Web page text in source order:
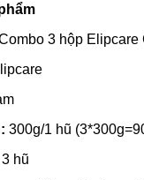
3 hộp Elipcare
300g/1 hũ
3 hũ